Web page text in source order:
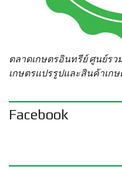
ตลาดเกษตรอินทรีย์ ศูนย์ร
เกษตรแปรรูปและสินค้าเก
Facebook